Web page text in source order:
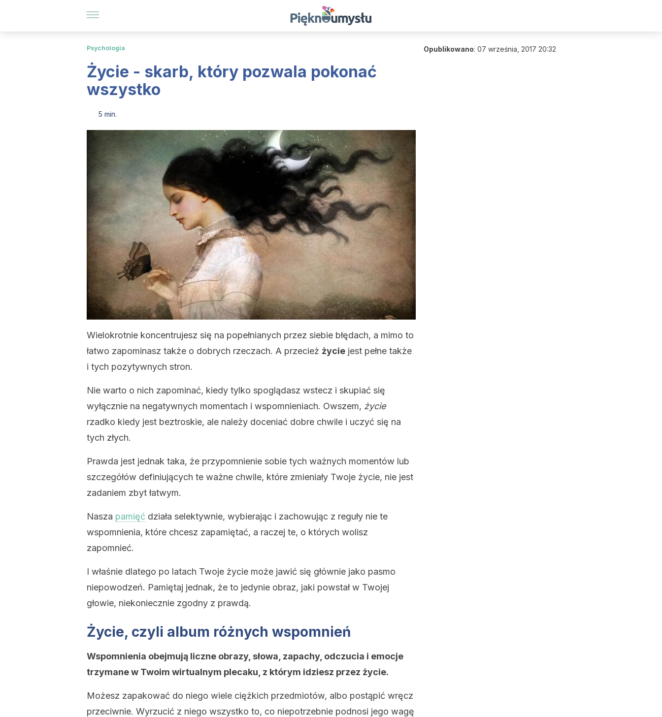
Psychologia
Życie - skarb, który pozwala pokonać
wszystko
5 min.
Wielokrotnie koncentrujesz się na popełnianych przez siebie błędach, a mimo to
łatwo zapominasz także o dobrych rzeczach. A przecież życie jest pełne także
i tych pozytywnych stron.
Nie warto o nich zapominać, kiedy tylko spoglądasz wstecz i skupiać się
wyłącznie na negatywnych momentach i wspomnieniach. Owszem, życie
rzadko kiedy jest beztroskie, ale należy doceniać dobre chwile i uczyć się na
tych złych.
Prawda jest jednak taka, że przypomnienie sobie tych ważnych momentów lub
szczegółów definiujących te ważne chwile, które zmieniały Twoje życie, nie jest
zadaniem zbyt łatwym.
Nasza pamięć działa selektywnie, wybierając i zachowując z reguły nie te
wspomnienia, które chcesz zapamiętać, a raczej te, o których wolisz
zapomnieć.
I właśnie dlatego po latach Twoje życie może jawić się głównie jako pasmo
niepowodzeń. Pamiętaj jednak, że to jedynie obraz, jaki powstał w Twojej
głowie, niekoniecznie zgodny z prawdą.
Życie, czyli album różnych wspomnień
Wspomnienia obejmują liczne obrazy, słowa, zapachy, odczucia i emocje
trzymane w Twoim wirtualnym plecaku, z którym idziesz przez życie.
Możesz zapakować do niego wiele ciężkich przedmiotów, albo postąpić wręcz
przeciwnie. Wyrzucić z niego wszystko to, co niepotrzebnie podnosi jego wagę
Opublikowano: 07 września, 2017 20:32